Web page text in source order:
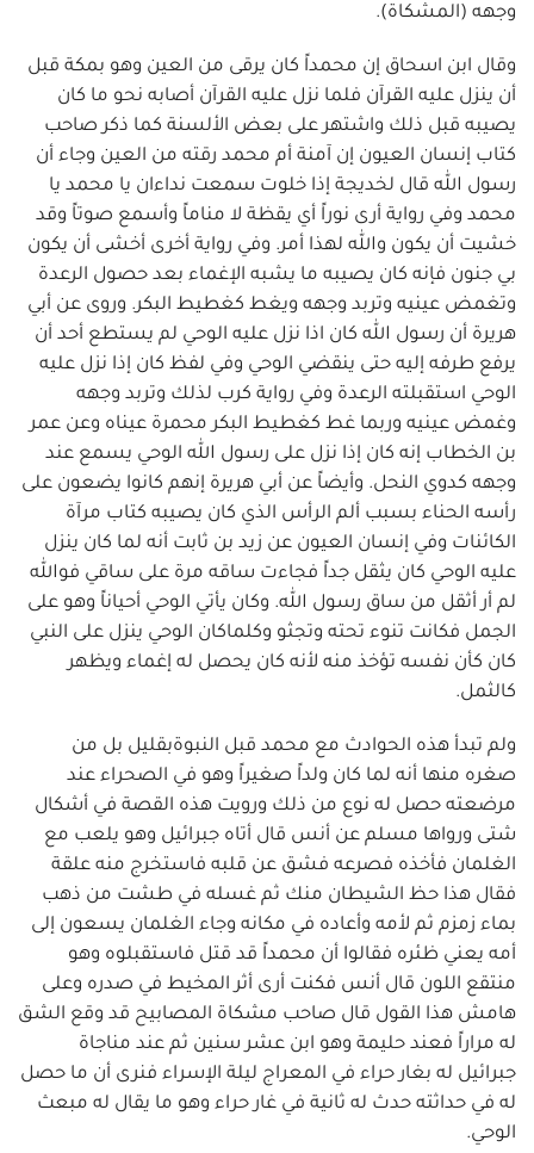
وجهه (المشكاة).
وقال ابن اسحاق إن محمداً كان يرقى من العين وهو بمكة قبل
أن ينزل عليه القرآن فلما نزل عليه القرآن أصابه نحو ما كان
يصيبه قبل ذلك واشتهر على بعض الألسنة كما ذكر صاحب
كتاب إنسان العيون إن آمنة أم محمد رقته من العين وجاء أن
رسول الله قال لخديجة إذا خلوت سمعت نداءان يا محمد يا
محمد وفي رواية أرى نوراً أي يقظة لا مناماً وأسمع صوتاً وقد
خشيت أن يكون والله لهذا أمر. وفي رواية أخرى أخشى أن يكون
بي جنون فإنه كان يصيبه ما يشبه الإغماء بعد حصول الرعدة
وتغمض عينيه وتربد وجهه ويغط كغطيط البكر. وروى عن أبي
هريرة أن رسول الله كان اذا نزل عليه الوحي لم يستطع أحد أن
يرفع طرفه إليه حتى ينقضي الوحي وفي لفظ كان إذا نزل عليه
الوحي استقبلته الرعدة وفي رواية كرب لذلك وتربد وجهه
وغمض عينيه وربما غط كغطيط البكر محمرة عيناه وعن عمر
بن الخطاب إنه كان إذا نزل على رسول الله الوحي يسمع عند
وجهه كدوي النحل. وأيضاً عن أبي هريرة إنهم كانوا يضعون على
رأسه الحناء بسبب ألم الرأس الذي كان يصيبه كتاب مرآة
الكائنات وفي إنسان العيون عن زيد بن ثابت أنه لما كان ينزل
عليه الوحي كان يثقل جداً فجاءت ساقه مرة على ساقي فوالله
لم أر أثقل من ساق رسول الله. وكان يأتي الوحي أحياناً وهو على
الجمل فكانت تنوء تحته وتجثو وكلماكان الوحي ينزل على النبي
كان كأن نفسه تؤخذ منه لأنه كان يحصل له إغماء ويظهر
كالثمل.
ولم تبدأ هذه الحوادث مع محمد قبل النبوةبقليل بل من
صغره منها أنه لما كان ولداً صغيراً وهو في الصحراء عند
مرضعته حصل له نوع من ذلك ورويت هذه القصة في أشكال
شتى ورواها مسلم عن أنس قال أتاه جبرائيل وهو يلعب مع
الغلمان فأخذه فصرعه فشق عن قلبه فاستخرج منه علقة
فقال هذا حظ الشيطان منك ثم غسله في طشت من ذهب
بماء زمزم ثم لأمه وأعاده في مكانه وجاء الغلمان يسعون إلى
أمه يعني ظئره فقالوا أن محمداً قد قتل فاستقبلوه وهو
منتقع اللون قال أنس فكنت أرى أثر المخيط في صدره وعلى
هامش هذا القول قال صاحب مشكاة المصابيح قد وقع الشق
له مراراً فعند حليمة وهو ابن عشر سنين ثم عند مناجاة
جبرائيل له بغار حراء في المعراج ليلة الإسراء فنرى أن ما حصل
له في حداثته حدث له ثانية في غار حراء وهو ما يقال له مبعث
الوحي.